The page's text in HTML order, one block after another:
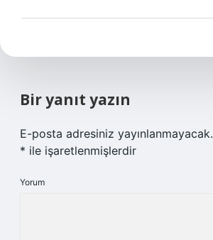
Bir yanıt yazın
E-posta adresiniz yayınlanmayacak.
* ile işaretlenmişlerdir
Yorum